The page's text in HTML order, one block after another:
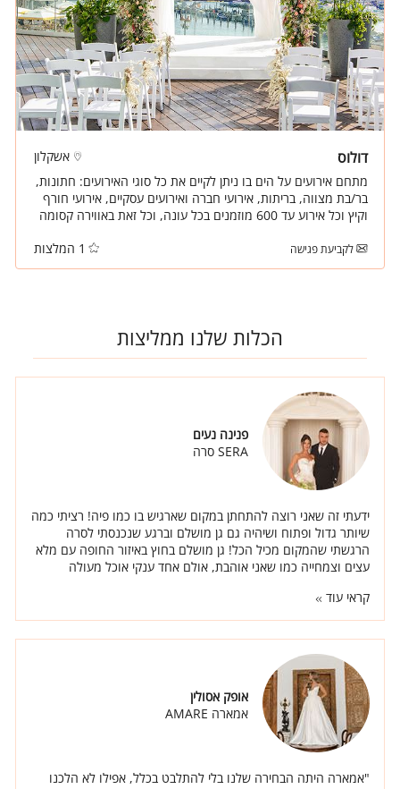
דולוס
אשקלון
מתחם אירועים על הים בו ניתן לקיים את כל סוגי האירועים: חתונות,
בר/בת מצווה, בריתות, אירועי חברה ואירועים עסקיים, אירועי חורף
וקיץ וכל אירוע עד 600 מוזמנים בכל עונה, וכל זאת באווירה קסומה
לקביעת פגישה 1 המלצות
הכלות שלנו ממליצות
פנינה נעים
SERA סרה
ידעתי זה שאני רוצה להתחתן במקום שארגיש בו כמו פיה! רציתי כמה
שיותר גדול ופתוח ושיהיה גם גן מושלם וברגע שנכנסתי לסרה
הרגשתי שהמקום מכיל הכל! גן מושלם בחוץ באיזור החופה עם מלא
עצים וצמחייה כמו שאני אוהבת, אולם אחד ענקי אוכל מעולה
קראי עוד
אופק אסולין
אמארה AMARE
"אמארה היתה הבחירה שלנו בלי להתלבט בכלל, אפילו לא הלכנו